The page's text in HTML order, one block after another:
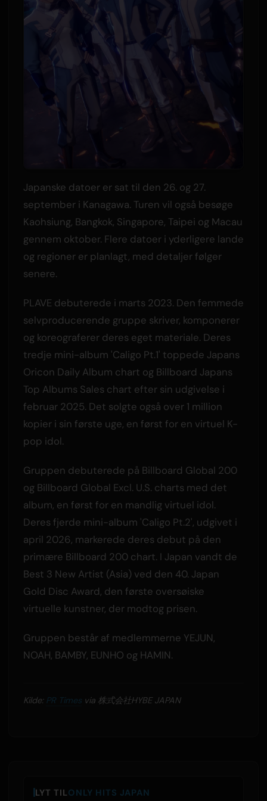
Japanske datoer er sat til den 26. og 27.
september i Kanagawa. Turen vil også besøge
Kaohsiung, Bangkok, Singapore, Taipei og Macau
gennem oktober. Flere datoer i yderligere lande
og regioner er planlagt, med detaljer følger
senere.
PLAVE debuterede i marts 2023. Den femmede
selvproducerende gruppe skriver, komponerer
og koreograferer deres eget materiale. Deres
tredje mini-album 'Caligo Pt.1' toppede Japans
Oricon Daily Album chart og Billboard Japans
Top Albums Sales chart efter sin udgivelse i
februar 2025. Det solgte også over 1 million
kopier i sin første uge, en først for en virtuel K-
pop idol.
Gruppen debuterede på Billboard Global 200
og Billboard Global Excl. U.S. charts med det
album, en først for en mandlig virtuel idol.
Deres fjerde mini-album 'Caligo Pt.2', udgivet i
april 2026, markerede deres debut på den
primære Billboard 200 chart. I Japan vandt de
Best 3 New Artist (Asia) ved den 40. Japan
Gold Disc Award, den første oversøiske
virtuelle kunstner, der modtog prisen.
Gruppen består af medlemmerne YEJUN,
NOAH, BAMBY, EUNHO og HAMIN.
Kilde: PR Timesvia 株式会社HYBE JAPAN
LYT TILONLY HITS JAPAN